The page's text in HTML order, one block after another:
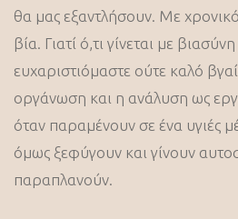
θα μας εξαντλήσουν. Με
βία. Γιατί ό,τι γίνεται με
ευχαριστιόμαστε ούτε καλό
οργάνωση και η ανάλυση ως
όταν παραμένουν σε ένα υγιές
όμως ξεφύγουν και γίνουν
παραπλανούν.